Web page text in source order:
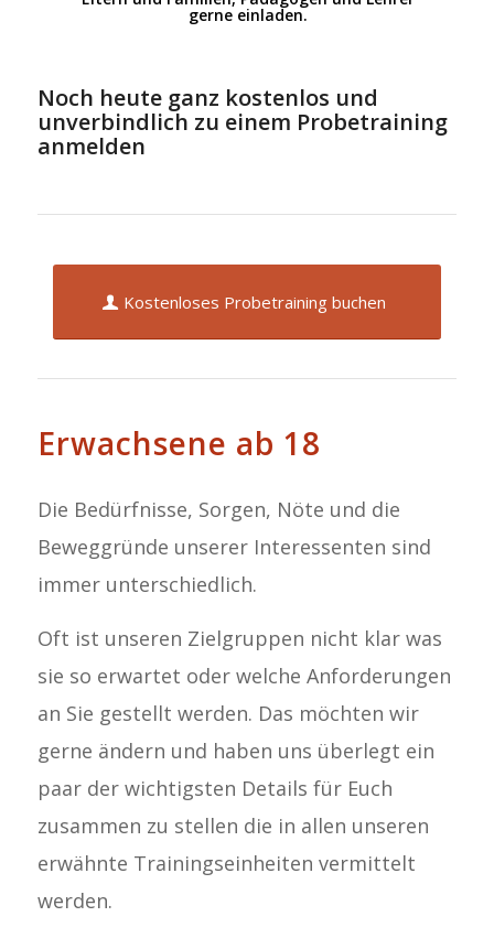
gerne einladen.
Noch heute ganz kostenlos und
unverbindlich zu einem Probetraining
anmelden
Kostenloses Probetraining buchen
Erwachsene ab 18
Die Bedürfnisse, Sorgen, Nöte und die
Beweggründe unserer Interessenten sind
immer unterschiedlich.
Oft ist unseren Zielgruppen nicht klar was
sie so erwartet oder welche Anforderungen
an Sie gestellt werden. Das möchten wir
gerne ändern und haben uns überlegt ein
paar der wichtigsten Details für Euch
zusammen zu stellen die in allen unseren
erwähnte Trainingseinheiten vermittelt
werden.